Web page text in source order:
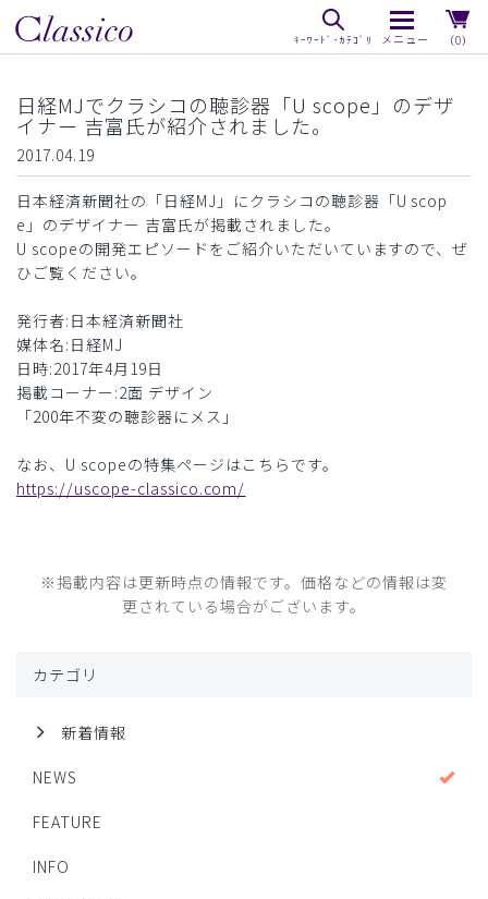
（0）
日経MJでクラシコの聴診器「U scope」のデザ
イナー 吉富氏が紹介されました。
2017.04.19
日本経済新聞社の「日経MJ」にクラシコの聴診器「U scop
e」のデザイナー 吉富氏が掲載されました。
U scopeの開発エピソードをご紹介いただいていますので、ぜ
ひご覧ください。
発行者:日本経済新聞社
媒体名:日経MJ
日時:2017年4月19日
掲載コーナー:2面 デザイン
「200年不変の聴診器にメス」
なお、U scopeの特集ページはこちらです。
https://uscope-classico.com/
※掲載内容は更新時点の情報です。価格などの情報は変
更されている場合がございます。
カテゴリ
新着情報
NEWS
FEATURE
INFO